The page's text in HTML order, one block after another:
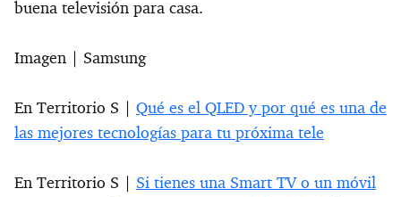
buena televisión para casa.
Imagen | Samsung
En Territorio S | Qué es el QLED y por qué es una de
las mejores tecnologías para tu próxima tele
En Territorio S | Si tienes una Smart TV o un móvil